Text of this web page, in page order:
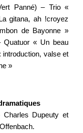
Panné) – Trio «
gitana, ah !croyez
de Bayonne »
Quatuor « Un beau
introduction, valse et
»
Charles Dupeuty et